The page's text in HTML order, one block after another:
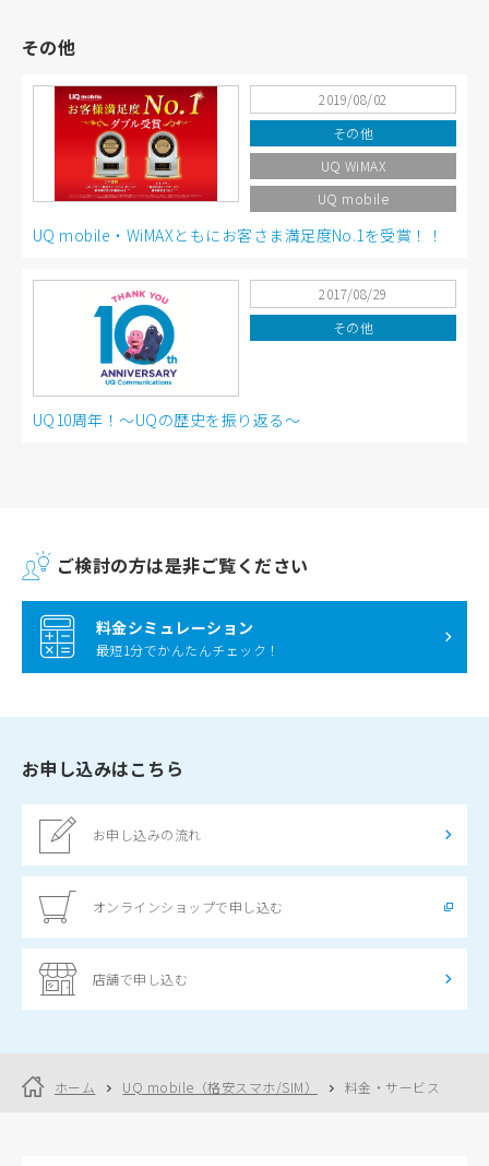
その他
2019/08/02
その他
UQ WiMAX
UQ mobile
UQ mobile・WiMAXともにお客さま満足度No.1を受賞！！
2017/08/29
その他
UQ10周年！～UQの歴史を振り返る～
ご検討の方は是非ご覧ください
料金シミュレーション
最短1分でかんたんチェック！
お申し込みはこちら
お申し込みの流れ
オンラインショップで申し込む
店舗で申し込む
ホーム UQ mobile（格安スマホ/SIM） 料金・サービス